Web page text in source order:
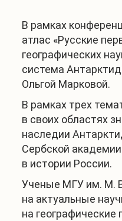
В рамках
атлас «Русские
географических
система
Ольгой Марковой.
В рамках трех
в своих областях
наследии
Сербской
в истории России.
Ученые МГУ им. М.
на актуальные
на